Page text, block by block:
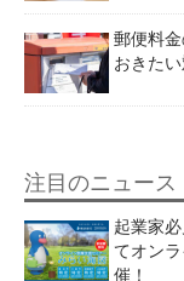
郵便料
おきた
注目のニュース
起業家
てオン
催！